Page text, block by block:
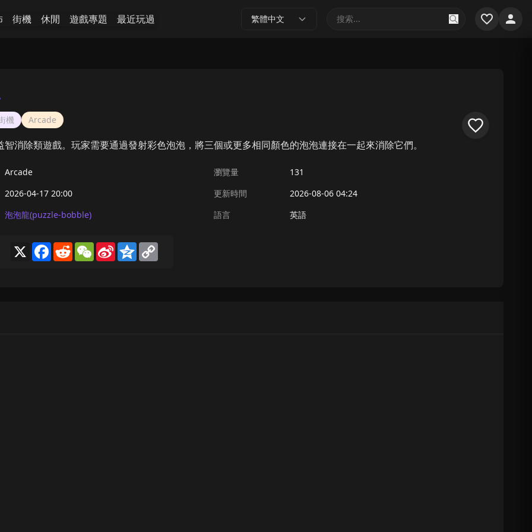
街機 休閒 遊戲專題 最近玩過 繁體中文
機 Arcade
消除類遊戲。玩家需要通過發射彩色泡泡，將三個或更多相同顏色的泡泡連接在一起來消除它們。
Arcade 瀏覽量
131
2026-04-17 20:00
更新時間
2026-08-06 04:24
泡泡龍(puzzle-bobble)
語言 英語
X Facebook
RedditWeChat
Sina
Weibo
Qzone